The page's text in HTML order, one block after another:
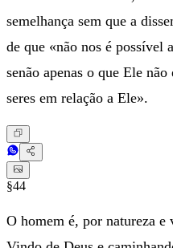
semelhança sem que a
de que «não nos é possível
senão apenas o que Ele
seres em relação a Ele».
§44
O homem é, por natureza